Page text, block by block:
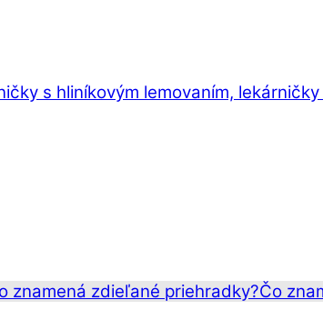
s hliníkovým lemovaním,
znamená zdieľané priehradky?Čo